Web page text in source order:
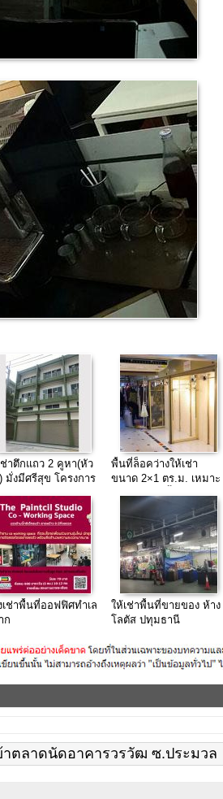
ช่าตึกแถว 2 คูหา(หัว
มั่งมีศรีสุข โครงการ
พื้นที่ล็อคว่างให้เช่า
ขนาด 2×1 ตร.ม. เหมาะ
สำหรับขายเสื้อผ้าแฟชั่น
ปลีก-ส่ง อาคารโชค
อนันต์แฟชั่น ประตูน้ำ
เช่าพื้นที่ออฟฟิศทำเล
ก
ให้เช่าพื้นที่ขายของ ห้าง
โลตัส ปทุมธานี
าตลาดนัดอาคารวรวัฒ ซ.ประมวล